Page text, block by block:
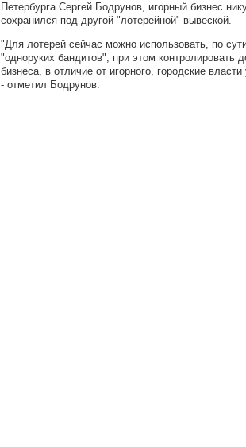
Петербурга Сергей Бодрунов, игорный бизнес
сохранился под другой "лотерейной" вывеской.
"Для лотерей сейчас можно использовать, по
"одноруких бандитов", при этом контролировать
бизнеса, в отличие от игорного, городские
- отметил Бодрунов.